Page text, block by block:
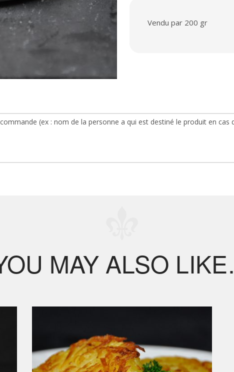
Vendu par 200 gr
MAY ALSO